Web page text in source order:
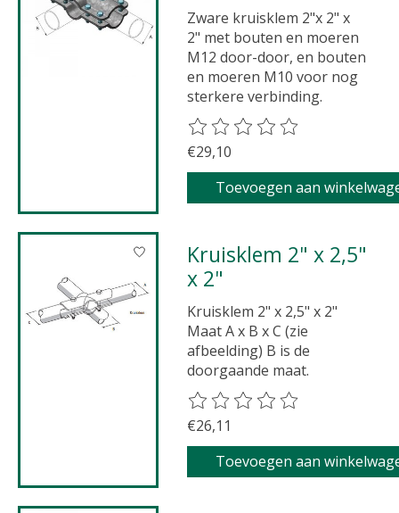
Zware kruisklem 2"x 2" x
2" met bouten en moeren
M12 door-door, en bouten
en moeren M10 voor nog
sterkere verbinding.
De beoordeling van dit
€29,10
Toevoegen aan
Kruisklem 2" x 2,5"
x 2"
Kruisklem 2" x 2,5" x 2"
Maat A x B x C (zie
afbeelding) B is de
doorgaande maat.
De beoordeling van dit
€26,11
Toevoegen aan